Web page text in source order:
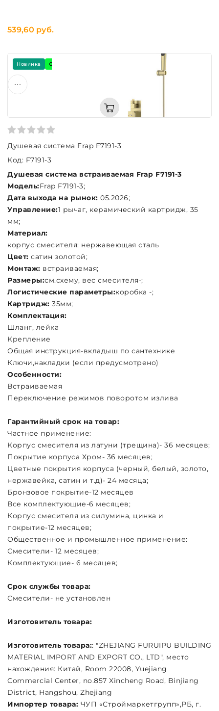
539,60 руб.
Новинка Скидка -7%
Душевая система Frap F7191-3
Код: F7191-3
Душевая система встраиваемая Frap F7191-3
Модель:Frap F7191-3;
Дата выхода на рынок: 05.2026;
Управление:1 рычаг, керамический картридж, 35
мм;
Материал:
корпус смесителя: нержавеющая сталь
Цвет: сатин золотой;
Монтаж: встраиваемая;
Размеры:см.схему, вес смесителя-;
Логистические параметры:коробка -;
Картридж: 35мм;
Комплектация:
Шланг, лейка
Крепление
Общая инструкция-вкладыш по сантехнике
Ключи,накладки (если предусмотрено)
Особенности:
Встраиваемая
Переключение режимов поворотом излива
Гарантийный срок на товар:
Частное применение:
Корпус смесителя из латуни (трещина)- 36 месяцев;
Покрытие корпуса Хром- 36 месяцев;
Цветные покрытия корпуса (черный, белый, золото,
нержавейка, сатин и т.д)- 24 месяца;
Бронзовое покрытие-12 месяцев
Все комплектующие-6 месяцев;
Корпус смесителя из силумина, цинка и
покрытие-12 месяцев;
Общественное и промышленное применение:
Смесители- 12 месяцев;
Комплектующие- 6 месяцев;
Срок службы товара:
Смесители- не установлен
Изготовитель товара:
Изготовитель товара:: "ZHEJIANG FURUIPU BUILDING
MATERIAL IMPORT AND EXPORT CO., LTD", место
нахождения: Китай, Room 22008, Yuejiang
Commercial Center, no.857 Xincheng Road, Binjiang
District, Hangshou, Zhejiang
Импортер товара: ЧУП «Строймаркетгрупп»,РБ, г.